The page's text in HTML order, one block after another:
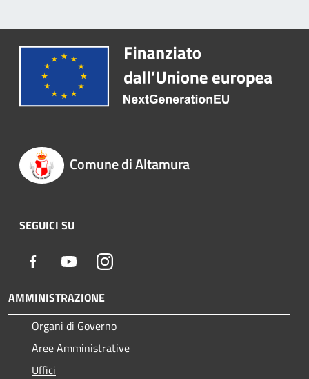
Comune di Altamura
SEGUICI SU
Facebook YoutubeInstagram
AMMINISTRAZIONE
Organi di Governo
Aree Amministrative
Uffici